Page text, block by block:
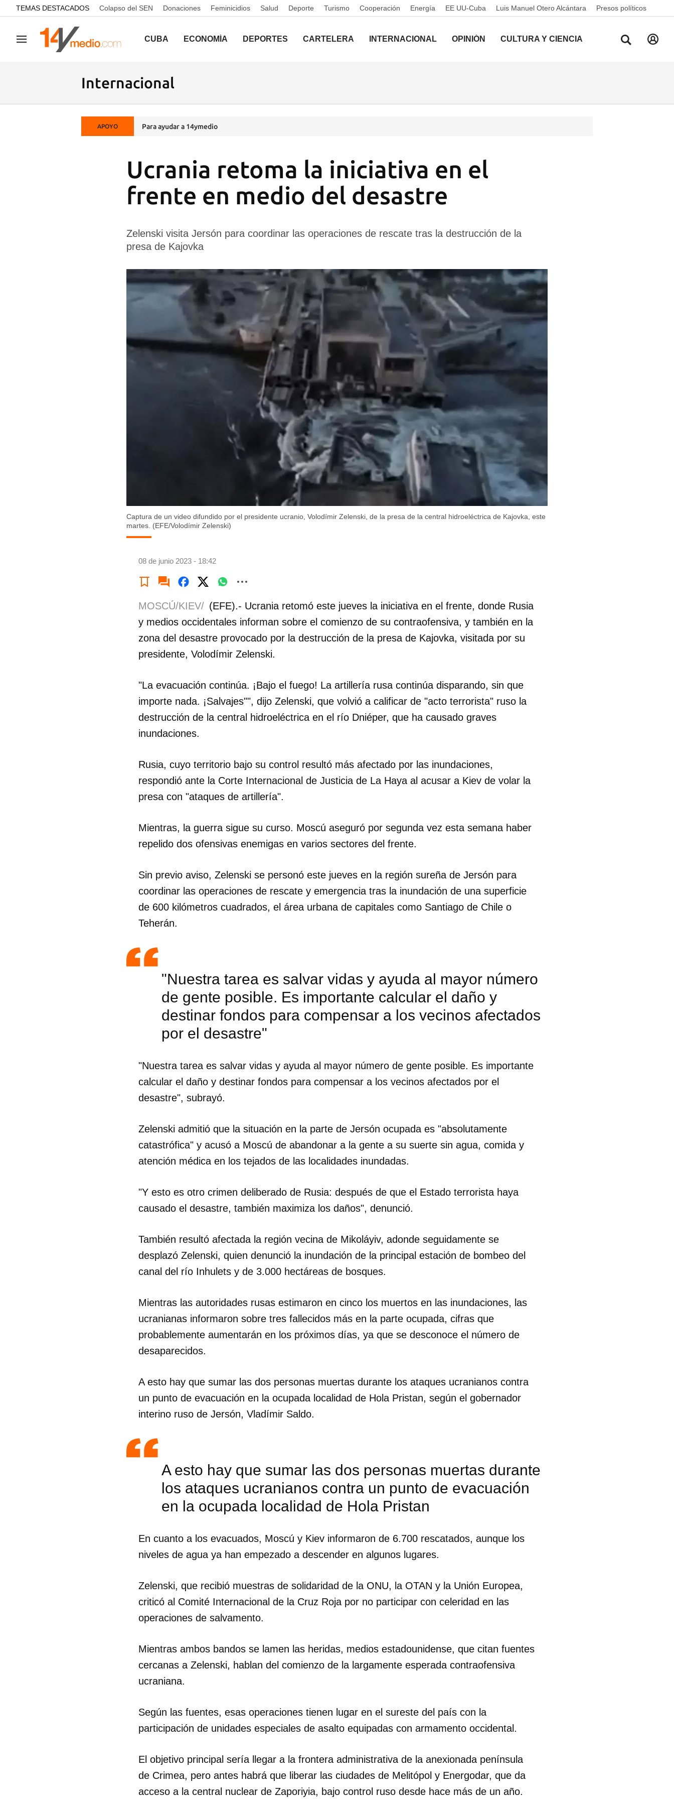
common.go-to-content
TEMAS DESTACADOS Colapso del SEN Donaciones Feminicidios Salud Deporte Turismo Cooperación Energía EE UU-Cuba Luis Manuel Otero Alcántara Presos políticos
Navegación CUBA ECONOMÍA DEPORTES CARTELERA INTERNACIONAL OPINIÓN CULTURA Y CIENCIA
Internacional
APOYO Para ayudar a 14ymedio
Ucrania retoma la iniciativa en el
frente en medio del desastre
Zelenski visita Jersón para coordinar las operaciones de rescate tras la destrucción de la
presa de Kajovka
Captura de un video difundido por el presidente ucranio, Volodímir Zelenski, de la presa de la central hidroeléctrica de Kajovka, este
martes. (EFE/Volodímir Zelenski)
08 de junio 2023 - 18:42
Guardar como favorito
INICIAR SESIÓN CANCELAR
MOSCÚ/KIEV/ (EFE).- Ucrania retomó este jueves la iniciativa en el frente, donde Rusia
y medios occidentales informan sobre el comienzo de su contraofensiva, y también en la
zona del desastre provocado por la destrucción de la presa de Kajovka, visitada por su
presidente, Volodímir Zelenski.
"La evacuación continúa. ¡Bajo el fuego! La artillería rusa continúa disparando, sin que
importe nada. ¡Salvajes"", dijo Zelenski, que volvió a calificar de "acto terrorista" ruso la
destrucción de la central hidroeléctrica en el río Dniéper, que ha causado graves
inundaciones.
Rusia, cuyo territorio bajo su control resultó más afectado por las inundaciones,
respondió ante la Corte Internacional de Justicia de La Haya al acusar a Kiev de volar la
presa con "ataques de artillería".
Mientras, la guerra sigue su curso. Moscú aseguró por segunda vez esta semana haber
repelido dos ofensivas enemigas en varios sectores del frente.
Sin previo aviso, Zelenski se personó este jueves en la región sureña de Jersón para
coordinar las operaciones de rescate y emergencia tras la inundación de una superficie
de 600 kilómetros cuadrados, el área urbana de capitales como Santiago de Chile o
Teherán.
"Nuestra tarea es salvar vidas y ayuda al mayor número
de gente posible. Es importante calcular el daño y
destinar fondos para compensar a los vecinos afectados
por el desastre"
"Nuestra tarea es salvar vidas y ayuda al mayor número de gente posible. Es importante
calcular el daño y destinar fondos para compensar a los vecinos afectados por el
desastre", subrayó.
Zelenski admitió que la situación en la parte de Jersón ocupada es "absolutamente
catastrófica" y acusó a Moscú de abandonar a la gente a su suerte sin agua, comida y
atención médica en los tejados de las localidades inundadas.
"Y esto es otro crimen deliberado de Rusia: después de que el Estado terrorista haya
causado el desastre, también maximiza los daños", denunció.
También resultó afectada la región vecina de Mikoláyiv, adonde seguidamente se
desplazó Zelenski, quien denunció la inundación de la principal estación de bombeo del
canal del río Inhulets y de 3.000 hectáreas de bosques.
Mientras las autoridades rusas estimaron en cinco los muertos en las inundaciones, las
ucranianas informaron sobre tres fallecidos más en la parte ocupada, cifras que
probablemente aumentarán en los próximos días, ya que se desconoce el número de
desaparecidos.
A esto hay que sumar las dos personas muertas durante los ataques ucranianos contra
un punto de evacuación en la ocupada localidad de Hola Pristan, según el gobernador
interino ruso de Jersón, Vladímir Saldo.
A esto hay que sumar las dos personas muertas durante
los ataques ucranianos contra un punto de evacuación
en la ocupada localidad de Hola Pristan
En cuanto a los evacuados, Moscú y Kiev informaron de 6.700 rescatados, aunque los
niveles de agua ya han empezado a descender en algunos lugares.
Zelenski, que recibió muestras de solidaridad de la ONU, la OTAN y la Unión Europea,
criticó al Comité Internacional de la Cruz Roja por no participar con celeridad en las
operaciones de salvamento.
Mientras ambos bandos se lamen las heridas, medios estadounidense, que citan fuentes
cercanas a Zelenski, hablan del comienzo de la largamente esperada contraofensiva
ucraniana.
Según las fuentes, esas operaciones tienen lugar en el sureste del país con la
participación de unidades especiales de asalto equipadas con armamento occidental.
El objetivo principal sería llegar a la frontera administrativa de la anexionada península
de Crimea, pero antes habrá que liberar las ciudades de Melitópol y Energodar, que da
acceso a la central nuclear de Zaporiyia, bajo control ruso desde hace más de un año.